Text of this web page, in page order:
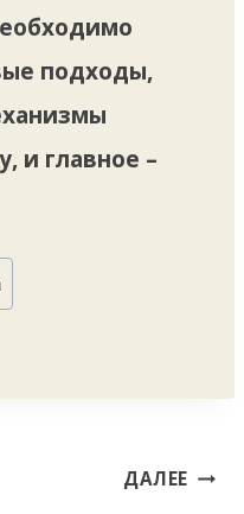
подходы,
и главное –
ДАЛЕЕ